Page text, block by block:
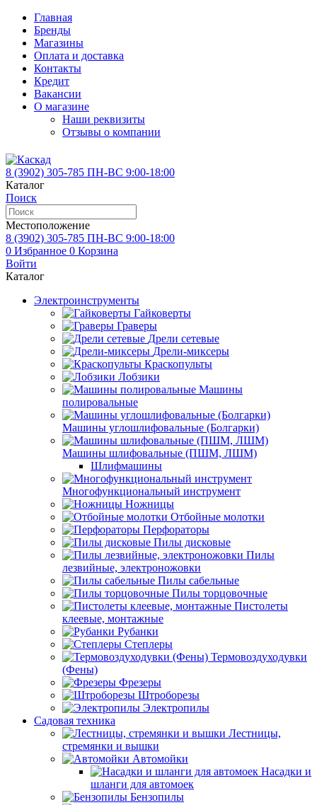
Главная
Бренды
Магазины
Оплата и доставка
Контакты
Кредит
Вакансии
О магазине
Наши реквизиты
Отзывы о компании
8 (3902) 305-785 ПН-ВС 9:00-18:00
Каталог
Поиск
Местоположение
8 (3902) 305-785 ПН-ВС 9:00-18:00
0 Избранное 0 Корзина
Войти
Каталог
Электроинструменты
Гайковерты
Граверы
Дрели сетевые
Дрели-миксеры
Краскопульты
Лобзики
Машины
полировальные
Машины углошлифовальные (Болгарки)
Машины шлифовальные (ПШМ, ЛШМ)
Шлифмашины
Многофункциональный инструмент
Ножницы
Отбойные молотки
Перфораторы
Пилы дисковые
Пилы
лезвийные, электроножовки
Пилы сабельные
Пилы торцовочные
Пистолеты
клеевые, монтажные
Рубанки
Степлеры
Термовоздуходувки
(Фены)
Фрезеры
Штроборезы
Электропилы
Садовая техника
Лестницы,
стремянки и вышки
Автомойки
Насадки и
шланги для автомоек
Бензопилы